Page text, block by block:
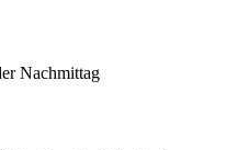
Nachmittag